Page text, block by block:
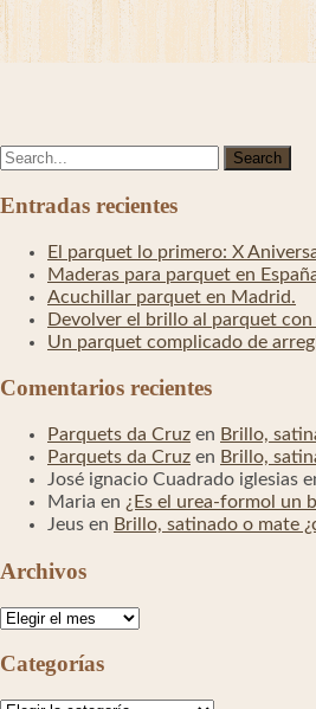
Entradas recientes
El parquet lo primero: X
Maderas para parquet en
Acuchillar parquet en Madrid.
Devolver el brillo al parquet
Un parquet complicado de
Comentarios recientes
Parquets da Cruz en Brillo,
Parquets da Cruz en Brillo,
José ignacio Cuadrado iglesias
Maria en ¿Es el urea-formol un
Jeus en Brillo, satinado o mate
Archivos
Archivos
Categorías